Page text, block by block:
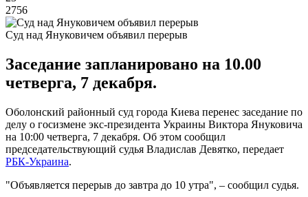
2756
Суд над Януковичем объявил перерыв
Заседание запланировано на 10.00
четверга, 7 декабря.
Оболонский районный суд города Киева перенес заседание по
делу о госизмене экс-президента Украины Виктора Януковича
на 10:00 четверга, 7 декабря. Об этом сообщил
председательствующий судья Владислав Девятко, передает
РБК-Украина.
"Объявляется перерыв до завтра до 10 утра", – сообщил судья.